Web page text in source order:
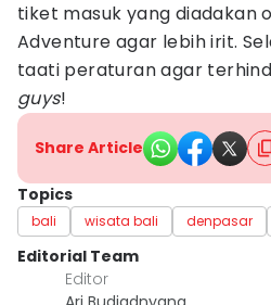
tiket masuk yang diadakan
Adventure agar lebih irit.
taati peraturan agar
guys!
Share Article
Topics
bali wisata bali denpasar
Editorial Team
Editor